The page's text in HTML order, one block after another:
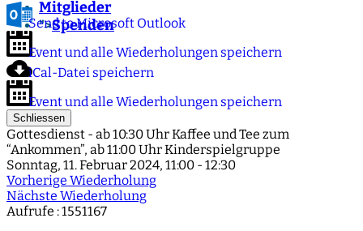
Mitglieder
">Spenden
Send to Microsoft Outlook
Event und alle Wiederholungen speichern
iCal-Datei speichern
Event und alle Wiederholungen speichern
Schliessen
Gottesdienst - ab 10:30 Uhr Kaffee und Tee zum
“Ankommen”, ab 11:00 Uhr Kinderspielgruppe
Sonntag, 11. Februar 2024, 11:00 - 12:30
Vorherige Wiederholung
Nächste Wiederholung
Aufrufe : 1551167